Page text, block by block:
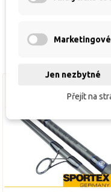
Jen nezbytné
Přejít na